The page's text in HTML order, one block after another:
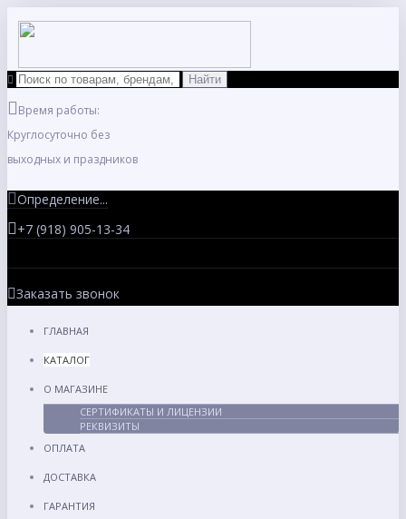
Время работы:
Круглосуточно без
выходных и праздников
Определение...
+7 (918) 905-13-34
Заказать звонок
ГЛАВНАЯ
КАТАЛОГ
О МАГАЗИНЕ
СЕРТИФИКАТЫ И ЛИЦЕНЗИИ
РЕКВИЗИТЫ
ОПЛАТА
ДОСТАВКА
ГАРАНТИЯ